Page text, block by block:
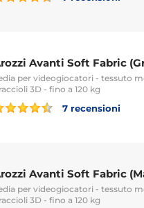
Avanti Soft Fabric
per videogiocatori - tessuto
3D - fino a 120 kg
7 recensioni
Avanti Soft Fabric
per videogiocatori - tessuto
3D - fino a 120 kg